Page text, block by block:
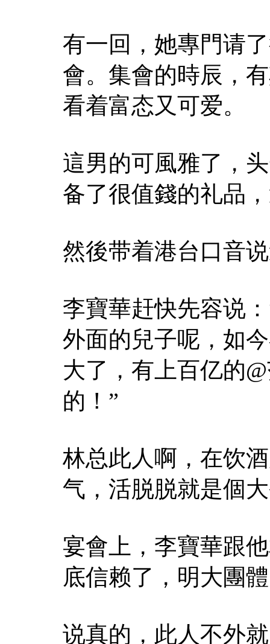
有一回，她專門请
會。集會的時辰，
看着富态又可爱。
這男的可風雅了，
备了很值錢的礼品
然後带着港台口音
李寶華赶快先容说
外面的兒子呢，如
大了，有上百亿的
的！”
林总此人啊，在饮
气，活脱脱就是個
宴會上，李寶華跟
底信赖了，明大團
说真的，此人不外